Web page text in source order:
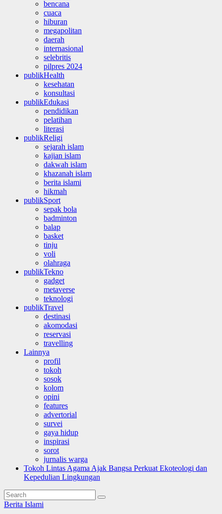
bencana
cuaca
hiburan
megapolitan
daerah
internasional
selebritis
pilpres 2024
publikHealth
kesehatan
konsultasi
publikEdukasi
pendidikan
pelatihan
literasi
publikReligi
sejarah islam
kajian islam
dakwah islam
khazanah islam
berita islami
hikmah
publikSport
sepak bola
badminton
balap
basket
tinju
voli
olahraga
publikTekno
gadget
metaverse
teknologi
publikTravel
destinasi
akomodasi
reservasi
travelling
Lainnya
profil
tokoh
sosok
kolom
opini
features
advertorial
survei
gaya hidup
inspirasi
sorot
jurnalis warga
Tokoh Lintas Agama Ajak Bangsa Perkuat Ekoteologi dan
Kepedulian Lingkungan
Berita Islami